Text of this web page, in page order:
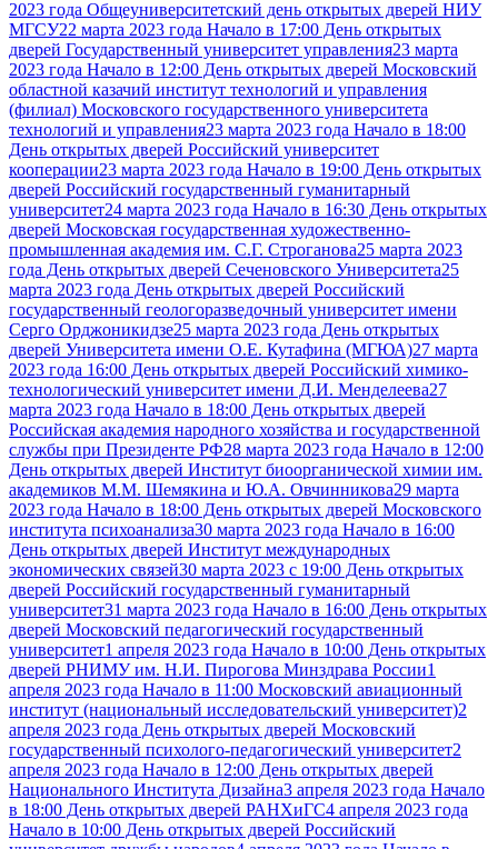
2023 года Общеуниверситетский день открытых дверей НИУ
МГСУ22 марта 2023 года Начало в 17:00 День открытых
дверей Государственный университет управления23 марта
2023 года Начало в 12:00 День открытых дверей Московский
областной казачий институт технологий и управления
(филиал) Московского государственного университета
технологий и управления23 марта 2023 года Начало в 18:00
День открытых дверей Российский университет
кооперации23 марта 2023 года Начало в 19:00 День открытых
дверей Российский государственный гуманитарный
университет24 марта 2023 года Начало в 16:30 День открытых
дверей Московская государственная художественно-
промышленная академия им. С.Г. Строганова25 марта 2023
года День открытых дверей Сеченовского Университета25
марта 2023 года День открытых дверей Российский
государственный геологоразведочный университет имени
Серго Орджоникидзе25 марта 2023 года День открытых
дверей Университета имени О.Е. Кутафина (МГЮА)27 марта
2023 года 16:00 День открытых дверей Российский химико-
технологический университет имени Д.И. Менделеева27
марта 2023 года Начало в 18:00 День открытых дверей
Российская академия народного хозяйства и государственной
службы при Президенте РФ28 марта 2023 года Начало в 12:00
День открытых дверей Институт биоорганической химии им.
академиков М.М. Шемякина и Ю.А. Овчинникова29 марта
2023 года Начало в 18:00 День открытых дверей Московского
института психоанализа30 марта 2023 года Начало в 16:00
День открытых дверей Институт международных
экономических связей30 марта 2023 с 19:00 День открытых
дверей Российский государственный гуманитарный
университет31 марта 2023 года Начало в 16:00 День открытых
дверей Московский педагогический государственный
университет1 апреля 2023 года Начало в 10:00 День открытых
дверей РНИМУ им. Н.И. Пирогова Минздрава России1
апреля 2023 года Начало в 11:00 Московский авиационный
институт (национальный исследовательский университет)2
апреля 2023 года День открытых дверей Московский
государственный психолого-педагогический университет2
апреля 2023 года Начало в 12:00 День открытых дверей
Национального Института Дизайна3 апреля 2023 года Начало
в 18:00 День открытых дверей РАНХиГС4 апреля 2023 года
Начало в 10:00 День открытых дверей Российский